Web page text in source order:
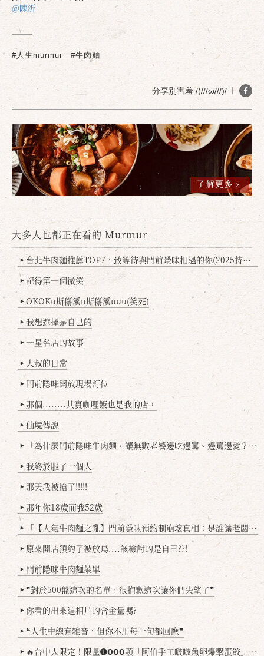
@陳沂
#人生murmur #牛肉麵
分享別害羞 /(///ω///)/
了解更多
大多人也都正在看的 Murmur
▶ 台北牛肉麵推薦TOP7，致等待與門前隱味相遇的你(2025持續更新
▶ 記得第一個微笑
▶ OKOKu斯掰溪u斯掰溪uuu(笑死)
▶ 我想選擇是自己的
▶ 一星名店的故事
▶ 大叔的日常
▶ 門前隱味開放現場訂位
▶ 那個........其實咖哩飯也是我的店，
▶ 仙境傳說
▶ 「為什麼門前隱味牛肉麵，讓無數老饕邊吃邊罵、邊罵邊愛？小辣雞揭密！」
▶ 我終於服了一個人
▶ 那天我被搶了!!!!!
▶ 那年你18歲而我52歲
▶ 「【人氣牛肉麵之亂】門前隱味預約制崩壞真相：是誰讓老闆心灰意冷？」
▶ 原來開店預約了被放鳥....該檢討的是自己??!
▶ 門前隱味牛肉麵菜單
▶ ❞對於500盤這次的名單，很抱歉這次讓你們失望了❞
▶ 你看的出來這相片的含金量嗎?
▶ ❝人生中總有雜音，但你不用每一句都回應❞
▶ 🔥台中人限定！限量➊𝟬𝟬𝟬顆「阿伯手工啵啵魚卵爆擊蛋餃」台北已被搶爆2萬顆，最後名額門前隱味只留給你！🥟💥